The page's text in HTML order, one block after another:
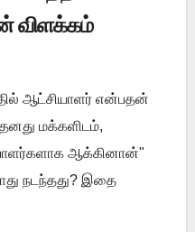
விளக்கம்
ஆட்சியாளர் என்பதன்
மக்களிடம்,
ஆக்கினான்"
நடந்தது? இதை